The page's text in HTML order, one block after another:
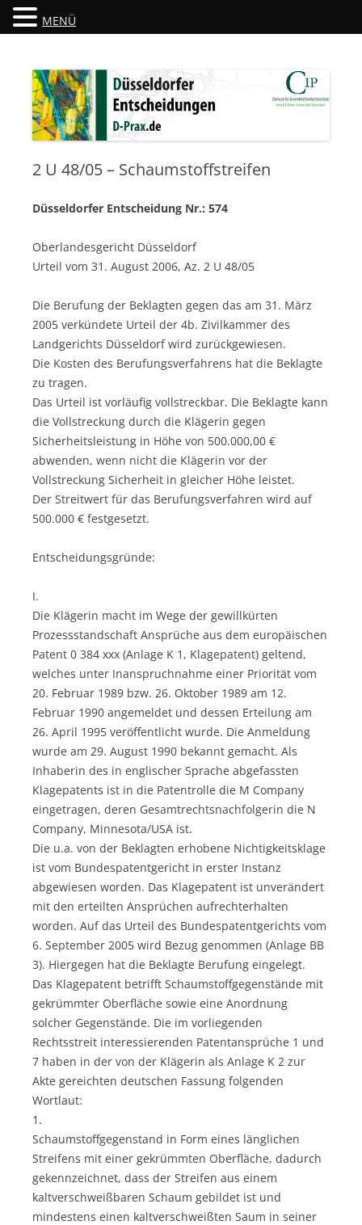
Düsseldorfer Entscheidungen
2 U 48/05 – Schaumstoffstreifen
Düsseldorfer Entscheidung Nr.: 574
Oberlandesgericht Düsseldorf
Urteil vom 31. August 2006, Az. 2 U 48/05
Die Berufung der Beklagten gegen das am 31. März
2005 verkündete Urteil der 4b. Zivilkammer des
Landgerichts Düsseldorf wird zurückgewiesen.
Die Kosten des Berufungsverfahrens hat die Beklagte
zu tragen.
Das Urteil ist vorläufig vollstreckbar. Die Beklagte kann
die Vollstreckung durch die Klägerin gegen
Sicherheitsleistung in Höhe von 500.000,00 €
abwenden, wenn nicht die Klägerin vor der
Vollstreckung Sicherheit in gleicher Höhe leistet.
Der Streitwert für das Berufungsverfahren wird auf
500.000 € festgesetzt.
Entscheidungsgründe:
I.
Die Klägerin macht im Wege der gewillkürten
Prozessstandschaft Ansprüche aus dem europäischen
Patent 0 384 xxx (Anlage K 1, Klagepatent) geltend,
welches unter Inanspruchnahme einer Priorität vom
20. Februar 1989 bzw. 26. Oktober 1989 am 12.
Februar 1990 angemeldet und dessen Erteilung am
26. April 1995 veröffentlicht wurde. Die Anmeldung
wurde am 29. August 1990 bekannt gemacht. Als
Inhaberin des in englischer Sprache abgefassten
Klagepatents ist in die Patentrolle die M Company
eingetragen, deren Gesamtrechtsnachfolgerin die N
Company, Minnesota/USA ist.
Die u.a. von der Beklagten erhobene Nichtigkeitsklage
ist vom Bundespatentgericht in erster Instanz
abgewiesen worden. Das Klagepatent ist unverändert
mit den erteilten Ansprüchen aufrechterhalten
worden. Auf das Urteil des Bundespatentgerichts vom
6. September 2005 wird Bezug genommen (Anlage BB
3). Hiergegen hat die Beklagte Berufung eingelegt.
Das Klagepatent betrifft Schaumstoffgegenstände mit
gekrümmter Oberfläche sowie eine Anordnung
solcher Gegenstände. Die im vorliegenden
Rechtsstreit interessierenden Patentansprüche 1 und
7 haben in der von der Klägerin als Anlage K 2 zur
Akte gereichten deutschen Fassung folgenden
Wortlaut:
1.
Schaumstoffgegenstand in Form eines länglichen
Streifens mit einer gekrümmten Oberfläche, dadurch
gekennzeichnet, dass der Streifen aus einem
kaltverschweißbaren Schaum gebildet ist und
mindestens einen kaltverschweißten Saum in seiner
MENÜ